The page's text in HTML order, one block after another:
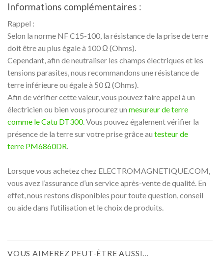
Informations complémentaires :
Rappel :
Selon la norme NF C15-100, la résistance de la prise de terre
doit être au plus égale à 100 Ω (Ohms).
Cependant, afin de neutraliser les champs électriques et les
tensions parasites, nous recommandons une résistance de
terre inférieure ou égale à 50 Ω (Ohms).
Afin de vérifier cette valeur, vous pouvez faire appel à un
électricien ou bien vous procurez un mesureur de terre
comme le Catu DT300. Vous pouvez également vérifier la
présence de la terre sur votre prise grâce au testeur de
terre PM6860DR.
Lorsque vous achetez chez ELECTROMAGNETIQUE.COM,
vous avez l’assurance d’un service après-vente de qualité. En
effet, nous restons disponibles pour toute question, conseil
ou aide dans l’utilisation et le choix de produits.
VOUS AIMEREZ PEUT-ÊTRE AUSSI…